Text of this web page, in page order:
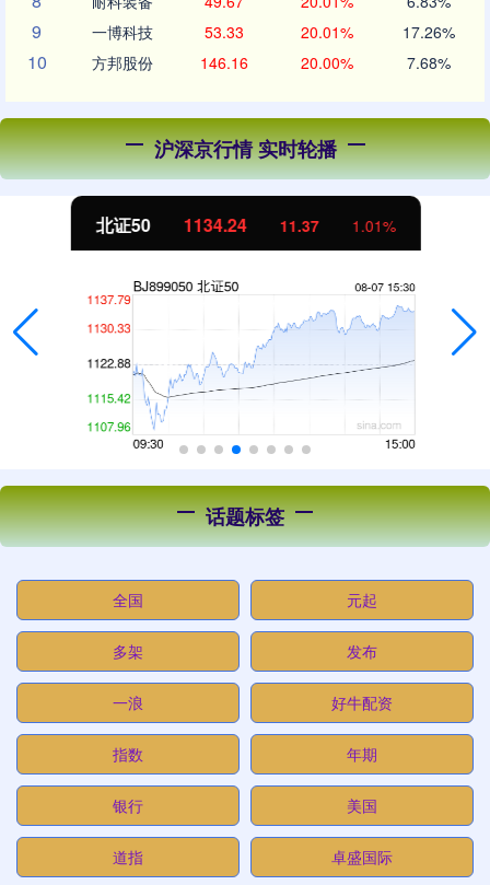
9 一博科技 53.33 20.01% 17.26%
10 方邦股份 146.16 20.00% 7.68%
沪深京行情 实时轮播
北证50 1134.24 11.37 1.01%
话题标签
全国 元起
多架 发布
一浪 好牛配资
指数 年期
银行 美国
道指 卓盛国际